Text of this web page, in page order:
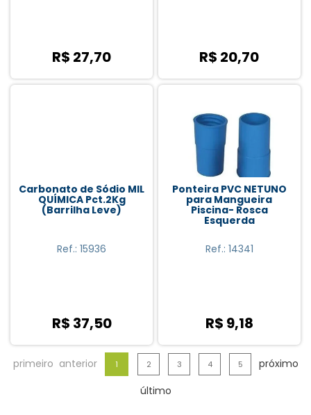
R$ 27,70 R$ 20,70
Carbonato de Sódio MIL
QUÍMICA Pct.2Kg
(Barrilha Leve)
Ref.: 15936
R$ 37,50
Ponteira PVC NETUNO
para Mangueira
Piscina- Rosca
Esquerda
Ref.: 14341
R$ 9,18
primeiro anterior 1 2 3 4 5
próximo
último